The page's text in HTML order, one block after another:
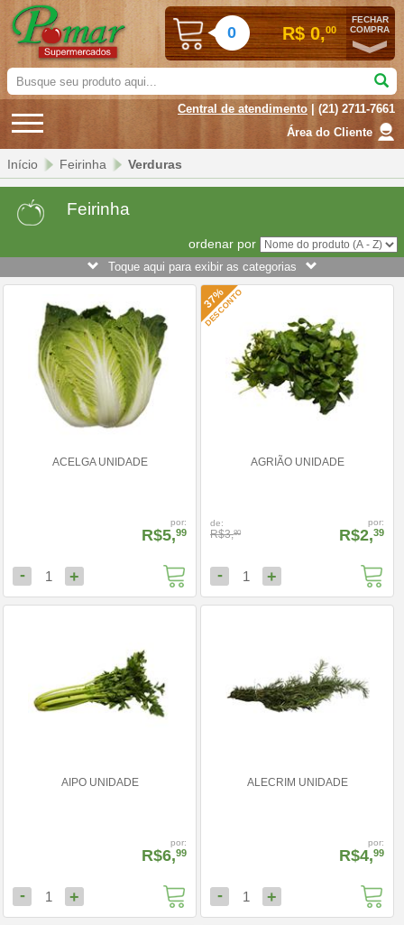
0 R$ 0,00
FECHAR
COMPRA
Busque
seu
produto
aqui...
Central de atendimento | (21) 2711-7661
Área do Cliente
Início Feirinha Verduras
Feirinha
ordenar por
Toque aqui para exibir as categorias
ACELGA UNIDADE
por:
R$5,99
- 1 +
37%
DESCONTO
AGRIÃO UNIDADE
de:
R$3,80
por:
R$2,39
- 1 +
AIPO UNIDADE
por:
R$6,99
- 1 +
ALECRIM UNIDADE
por:
R$4,99
- 1 +